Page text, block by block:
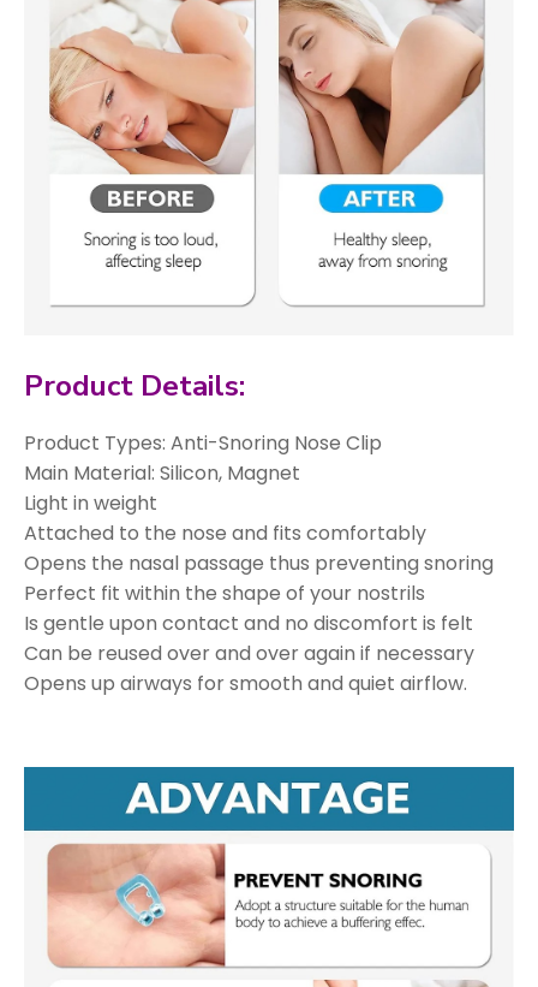
Product Details:
Product Types: Anti-Snoring Nose Clip
Main Material: Silicon, Magnet
Light in weight
Attached to the nose and fits comfortably
Opens the nasal passage thus preventing snoring
Perfect fit within the shape of your nostrils
Is gentle upon contact and no discomfort is felt
Can be reused over and over again if necessary
Opens up airways for smooth and quiet airflow.